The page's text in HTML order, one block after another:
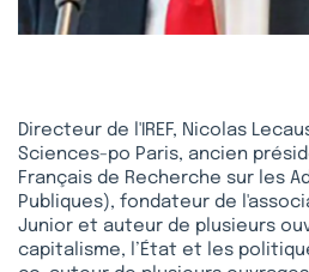
Directeur de l'IREF, Nicolas
Sciences-po Paris, ancien
Français de Recherche sur les
Publiques), fondateur de
Junior et auteur de plusieurs
capitalisme, l’État et les